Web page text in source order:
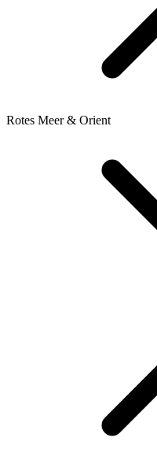
Rotes Meer & Orient